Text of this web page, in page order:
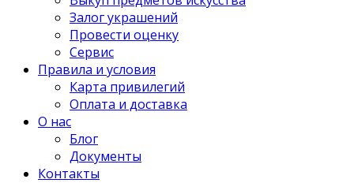
Залог украшений
Провести оценку
Сервис
Правила и условия
Карта привилегий
Оплата и доставка
О нас
Блог
Документы
Контакты